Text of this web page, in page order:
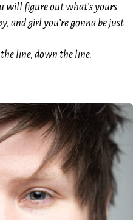
will figure out what’s yours
and girl you’re gonna be just
the line, down the line.